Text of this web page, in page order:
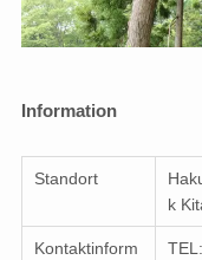
Information
Standort
k
Kontaktinform